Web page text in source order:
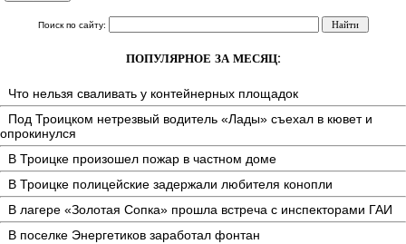
Поиск по сайту:
ПОПУЛЯРНОЕ ЗА МЕСЯЦ:
Что нельзя сваливать у контейнерных площадок
Под Троицком нетрезвый водитель «Лады» съехал в кювет и
опрокинулся
В Троицке произошел пожар в частном доме
В Троицке полицейские задержали любителя конопли
В лагере «Золотая Сопка» прошла встреча с инспекторами ГАИ
В поселке Энергетиков заработал фонтан